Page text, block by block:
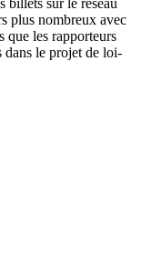
plus nombreux avec
que les rapporteurs
dans le projet de loi-